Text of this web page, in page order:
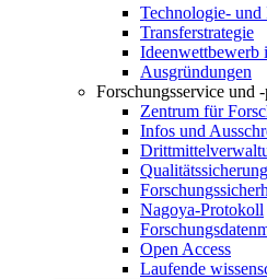
Technologie- und
Transferstrategie
Ideenwettbewerb
Ausgründungen
Forschungsservice und
Zentrum für
Infos und
Nagoya-Protokoll
Open Access
Laufende